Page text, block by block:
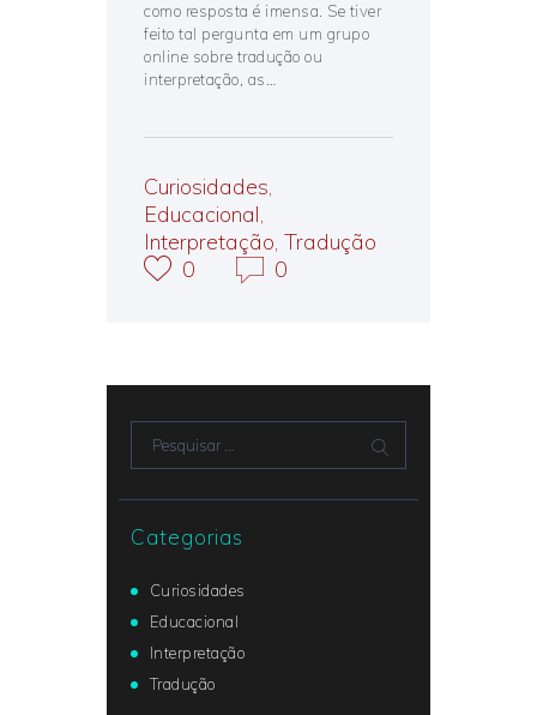
como resposta é imensa. Se tiver
feito tal pergunta em um grupo
online sobre tradução ou
interpretação, as…
Curiosidades,
Educacional,
Interpretação,Tradução
0
0
Categorias
Curiosidades
Educacional
Interpretação
Tradução